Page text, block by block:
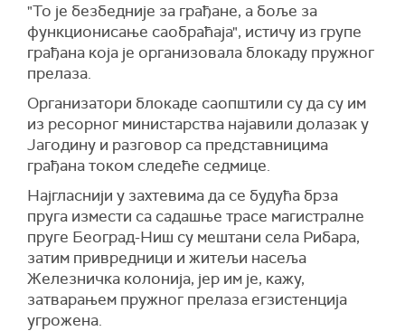
"То је безбедније за грађане, а боље за
функционисање саобраћаја", истичу из групе
грађана која је организовала блокаду пружног
прелаза.
Организатори блокаде саопштили су да су им
из ресорног министарства најавили долазак у
Јагодину и разговор са представницима
грађана током следеће седмице.
Најгласнији у захтевима да се будућа брза
пруга измести са садашње трасе магистралне
пруге Београд-Ниш су мештани села Рибара,
затим привредници и житељи насеља
Железничка колонија, јер им је, кажу,
затварањем пружног прелаза егзистенција
угрожена.